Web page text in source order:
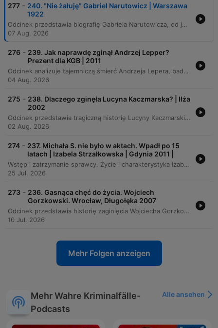
277 - 240. "Nie żałuję" Gabriel Narutowicz | Warszawa
1922
Odcinek przedstawia biografię Gabriela Narutowicza, od jego młodości i kariery inżynierskiej w Szwajcarii, po objęcie funkcji pierwszego prezydenta II Rzeczypospolitej. Narracja ukazuje drogę zawodową wybitnego budowniczego elektrowni wodnych oraz trudne realia polityczne powracającej do Polski, naznaczone konfliktami narodowościowymi i narastającym antysemityzmem. Program szczegółowo opisuje dramatyczne wydarzenia towarzyszące zaprzysiężeniu, w tym kampanię nienawiści, groźby śmierci oraz zamach dokonany przez Eligiusza Niewiadomskiego. Analizie poddano motywacje sprawcy, który postrzegał prezydenta jako symbol polityczny, oraz teorie dotyczące ewentualnego spisku stojącego za tym tragicznym aktem przemocy.
07 Aug. 2026
276 - 239. Jak naprawdę zginął Andrzej Lepper?
Prezent dla KGB | 2011
Odcinek analizuje tajemniczą śmierć Andrzeja Lepera, badając ostatnie dni życia polityka, w tym jego wizytę w Mińsku oraz spotkania w Warszawie. Narracja skupia się na sprzecznych relacjach świadków dotyczących obecności kluczowych postaci w biurze Samoobrony, takich jak Jan Sochocki czy Mateusz Piskorski, oraz analizuje niespójności w zeznaniach dotyczących przebiegu nocy z 4 na 5 sierpnia. Autorka poddaje pod wątpliwość oficjalną wersję o samobójstwie, wskazując na błędy proceduralne podczas oględzin zwłok oraz brak zabezpieczenia śladów DNA. Całość obejmuje weryfikację licznych teorii spiskowych – od domniemanego wpływu rosyjskich służb i kwestii kontraktu gazowego, po niepotwierdzone doniesienia o tajnych więzieniach CIA – konfrontując je z dostępnymi faktami i dowodami prokuratorskimi.
04 Aug. 2026
275 - 238. Dlaczego zginęła Lucyna Kaczmarska? | Iłża
2002
Odcinek przedstawia tragiczną historię Lucyny Kaczmarskiej, młodej dziewczyny z Podgórza, która zaginęła we wrześniu 2002 roku. Narracja prowadzi przez proces poszukiwań, od momentu zaginięcia po odnalezienie ciała w Pawliczce, analizując niejasności śledztwa, sprzeczne zeznania oraz wątpliwości dotyczące stanu zwłok. Autorka przygląda się nowym tropom, takim jak tajemnicze telefony oraz śmierć przyjaciela ofiary, Zbyszka. Całość skupia się na poszukiwaniu prawdy w obliczu trudności z organami ścaje i cienia podejrzeń rzucanego na byłego chłopaka ofiary.
02 Aug. 2026
274 - 237. Michała S. nie było w aktach. Wpadł po 15
latach | Izabela Strzałkowska | Gdynia 2011 |
Wstęp i zatrzymanie sprawcy. Życie i charakterystyka Izabeli. Ostatnie godziny przed tragedią. Odkrycie ciała i śledztwo. Wstępne tropy i śledztwo w sprawie Izy. Archiwum X i nowa metoda badawcza. Zatrzymanie Michała S. i przyznanie się do winy. Nierozwiązane pytania i skutki dla rodzin.
25 Jul. 2026
273 - 236. Gasnąca chęć do życia. Wojciech
Gorzkowski. Wrocław, Długołęka 2007
Odcinek przedstawia historię zaginięcia Wojciecha Gorzkowskiego, 20-letniego studenta z Długołęki pod Wrocławiem, który zniknął 15 grudnia 2007 roku. Narracja przybliża sylwetkę młodego mężczyzny, jego pasję do motoryzacji, w tym remontu kultowego Audi 200 Turbo Quattro, oraz narastający kryzys życiowy, objawiający się apatią i problemami na studiach. Analiza obejmuje przebieg wydarzeń w dniu zaginięcia, kłótnię z ojcem oraz późniejsze, intensywne poszukiwania prowadzone przez rodzinę i społeczność fanów Audi. Materiał omawia trzy główne hipotezy dotyczące losu Wojciecha: dobrowolne zerwanie kontaktu, kryzys psychiczny oraz udział osób trzecich, wskazując na liczne niejasności, takie jak odnalezienie porzuconego samochodu w styczniu 2008 roku czy nagranie z monitoringu stacji benzynowej.
10 Jul. 2026
Mehr Folgen anzeigen
Mehr Wahre Kriminalfälle-
Podcasts
Alle ansehen